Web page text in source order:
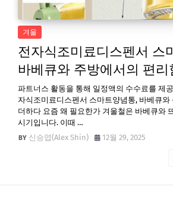
겨울
전자식조미료디스펜서 스
바베큐와 주방에서의 편
파트너스 활동을 통해 일정액의 수수료를 제
자식조미료디스펜서 스마트양념통, 바베큐와
더하다 요즘 왜 필요한가 겨울철은 바베큐와
시기입니다. 이때 …
신승엽(Alex Shin)
12월 29, 2025